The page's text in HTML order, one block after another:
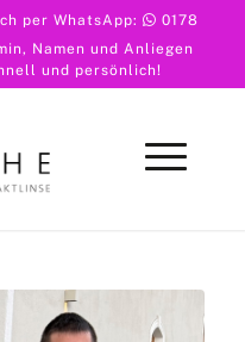
per WhatsApp:
0178
Namen und Anliegen
und persönlich!